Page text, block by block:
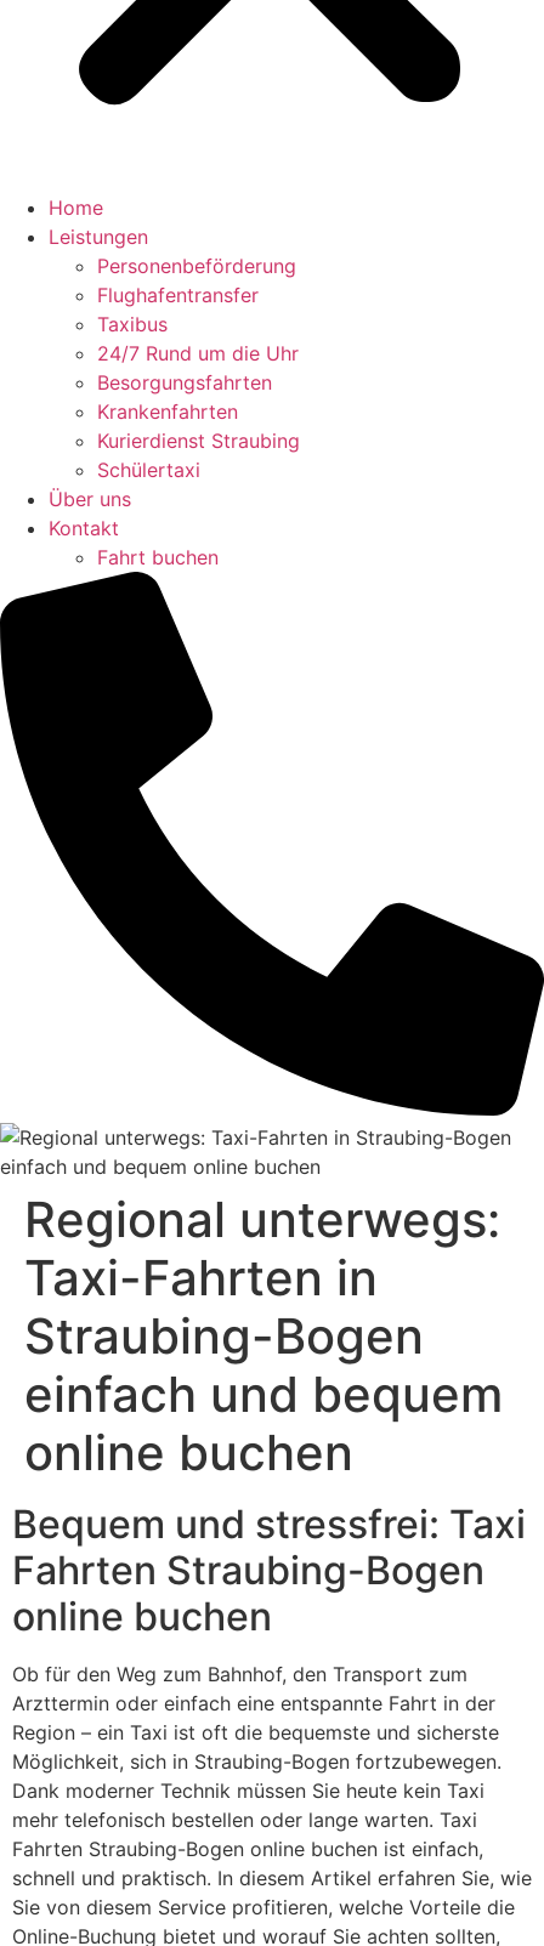
Home
Leistungen
Personenbeförderung
Flughafentransfer
Taxibus
24/7 Rund um die Uhr
Besorgungsfahrten
Krankenfahrten
Kurierdienst Straubing
Schülertaxi
Über uns
Kontakt
Fahrt buchen
Regional unterwegs:
Taxi-Fahrten in
Straubing-Bogen
einfach und bequem
online buchen
Bequem und stressfrei: Taxi
Fahrten Straubing-Bogen
online buchen
Ob für den Weg zum Bahnhof, den Transport zum
Arzttermin oder einfach eine entspannte Fahrt in der
Region – ein Taxi ist oft die bequemste und sicherste
Möglichkeit, sich in Straubing-Bogen fortzubewegen.
Dank moderner Technik müssen Sie heute kein Taxi
mehr telefonisch bestellen oder lange warten. Taxi
Fahrten Straubing-Bogen online buchen ist einfach,
schnell und praktisch. In diesem Artikel erfahren Sie, wie
Sie von diesem Service profitieren, welche Vorteile die
Online-Buchung bietet und worauf Sie achten sollten,